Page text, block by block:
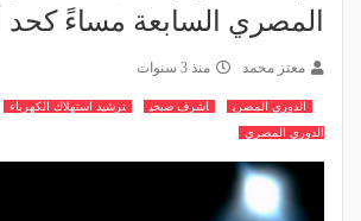
المصري السابعة مساءً
معتز محمد منذ 3 سنوات
الدوري المصري اشرف صبحي ترشيد استهلاك الكهرباء
الدوري المصري